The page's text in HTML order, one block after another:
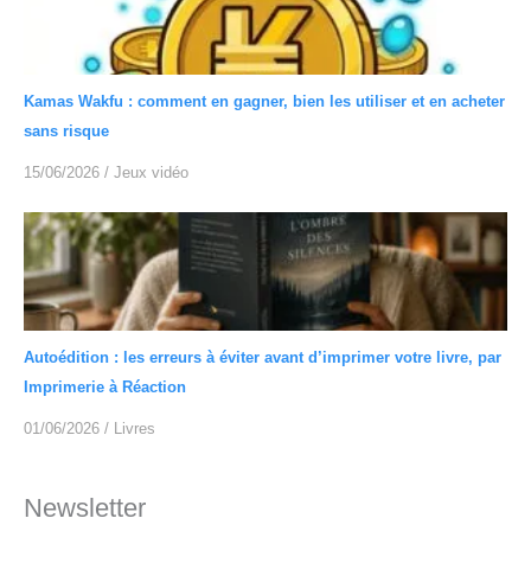
Kamas Wakfu : comment en gagner, bien les utiliser et en acheter
sans risque
15/06/2026 / Jeux vidéo
Autoédition : les erreurs à éviter avant d’imprimer votre livre, par
Imprimerie à Réaction
01/06/2026 / Livres
Newsletter